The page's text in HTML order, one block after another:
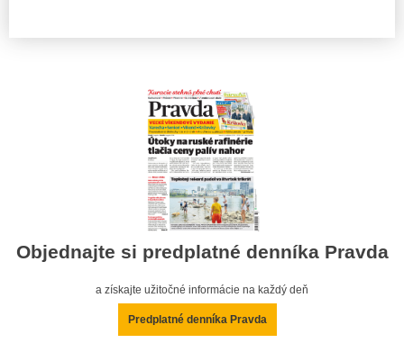
Objednajte si predplatné denníka Pravda
a získajte užitočné informácie na každý deň
Predplatné denníka Pravda